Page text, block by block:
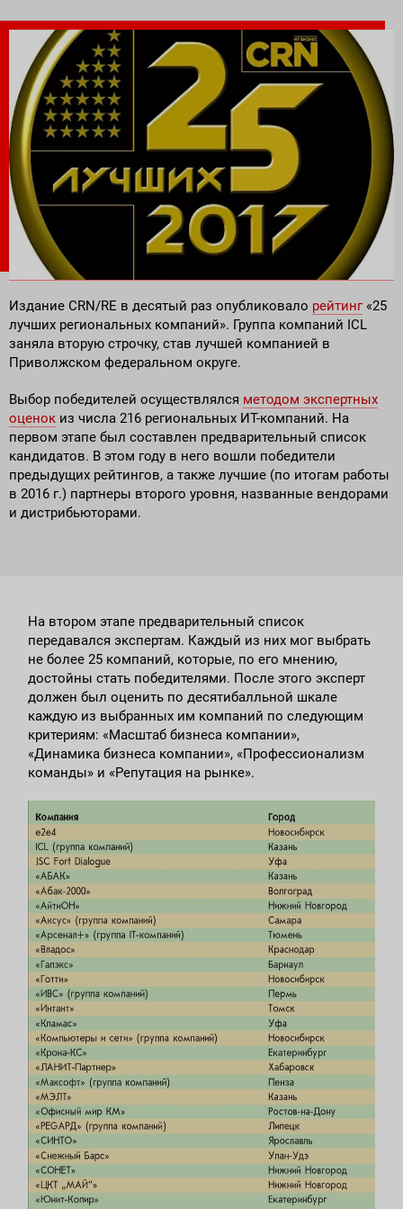
Поставка программного обеспечения и оборудования
Издание CRN/RE в десятый раз опубликовало рейтинг«25
лучших региональных компаний». Группа компаний ICL
заняла вторую строчку, став лучшей компанией в
Приволжском федеральном округе.
Выбор победителей осуществлялся методом экспертных
оценок из числа 216 региональных ИТ-компаний. На
первом этапе был составлен предварительный список
кандидатов. В этом году в него вошли победители
предыдущих рейтингов, а также лучшие (по итогам работы
в 2016 г.) партнеры второго уровня, названные вендорами
и дистрибьюторами.
На втором этапе предварительный список
передавался экспертам. Каждый из них мог выбрать
не более 25 компаний, которые, по его мнению,
достойны стать победителями. После этого эксперт
должен был оценить по десятибалльной шкале
каждую из выбранных им компаний по следующим
критериям: «Масштаб бизнеса компании»,
«Динамика бизнеса компании», «Профессионализм
команды» и «Репутация на рынке».